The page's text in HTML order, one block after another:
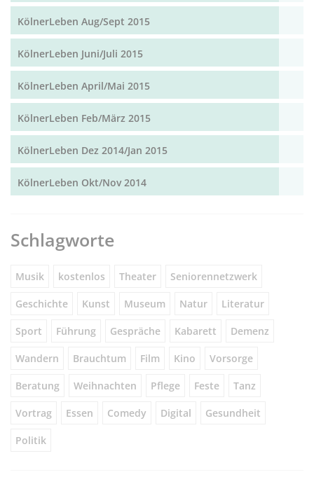
KölnerLeben Aug/Sept 2015
KölnerLeben Juni/Juli 2015
KölnerLeben April/Mai 2015
KölnerLeben Feb/März 2015
KölnerLeben Dez 2014/Jan 2015
KölnerLeben Okt/Nov 2014
Schlagworte
Musik kostenlos Theater Seniorennetzwerk
Geschichte Kunst Museum Natur Literatur
Sport Führung Gespräche Kabarett Demenz
Wandern Brauchtum Film Kino Vorsorge
Beratung Weihnachten Pflege Feste Tanz
Vortrag Essen Comedy Digital Gesundheit
Politik